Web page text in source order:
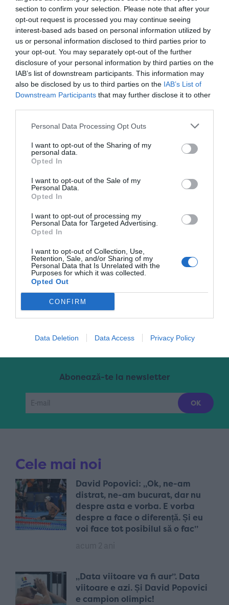
section to confirm your selection. Please note that after your
opt-out request is processed you may continue seeing
interest-based ads based on personal information utilized by
us or personal information disclosed to third parties prior to
your opt-out. You may separately opt-out of the further
disclosure of your personal information by third parties on the
IAB’s list of downstream participants. This information may
also be disclosed by us to third parties on the IAB’s List of
Downstream Participants that may further disclose it to other
Personal Data Processing Opt Outs
I want to opt-out of the Sharing of my
personal data.
Opted In
I want to opt-out of the Sale of my
Personal Data.
Opted In
I want to opt-out of processing my
Personal Data for Targeted Advertising.
Opted In
I want to opt-out of Collection, Use,
Retention, Sale, and/or Sharing of my
Personal Data that Is Unrelated with the
Purposes for which it was collected.
Opted Out
CONFIRM
Data Deletion Data Access Privacy Policy
rusia 2018
Recap. Ce a fost și ce-o să vină:
Încep micile finale din grupe
Pagina 9 din 18 « Prima « ... 8
11 ... » Ultima »
Abonează-te la newsletter
Cele mai noi
David Popovici: „Ok, ne-am
distrat, ne-am bucurat, dar nu
despre asta e vorba. E vorba
despre a face o diferență. Și eu
voi face tot posibilul să o fac”
„Data viitoare va fi aur”. Data
viitoare e azi. Și David Popovici
e campion olimpic!